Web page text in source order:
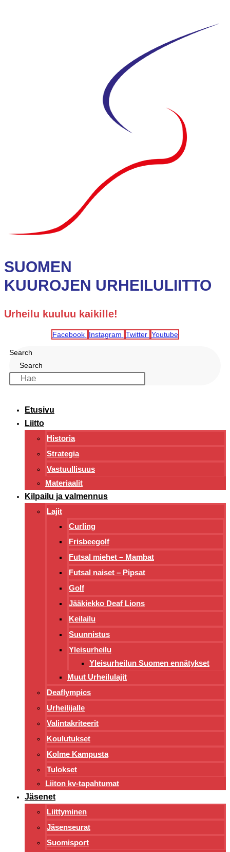
SUOMEN
KUUROJEN URHEILULIITTO
Urheilu kuuluu kaikille!
Facebook Instagram Twitter Youtube
Search
Search
Etusivu
Liitto
Historia
Strategia
Vastuullisuus
Materiaalit
Kilpailu ja valmennus
Lajit
Curling
Frisbeegolf
Futsal miehet – Mambat
Futsal naiset – Pipsat
Golf
Jääkiekko Deaf Lions
Keilailu
Suunnistus
Yleisurheilu
Yleisurheilun Suomen ennätykset
Muut Urheilulajit
Deaflympics
Urheilijalle
Valintakriteerit
Koulutukset
Kolme Kampusta
Tulokset
Liiton kv-tapahtumat
Jäsenet
Liittyminen
Jäsenseurat
Suomisport